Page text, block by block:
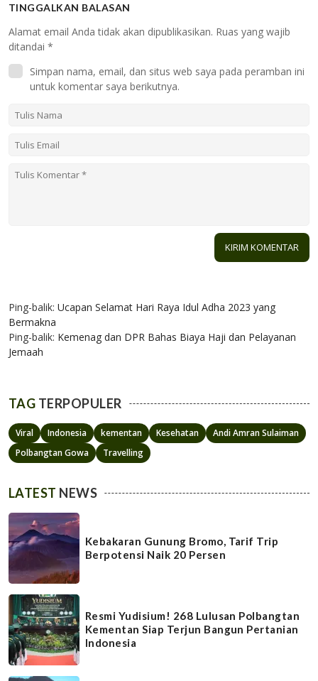
TINGGALKAN BALASAN
Alamat email Anda tidak akan dipublikasikan. Ruas yang wajib
ditandai *
Simpan nama, email, dan situs web saya pada peramban ini
untuk komentar saya berikutnya.
Ping-balik: Ucapan Selamat Hari Raya Idul Adha 2023 yang
Bermakna
Ping-balik: Kemenag dan DPR Bahas Biaya Haji dan Pelayanan
Jemaah
TAG TERPOPULER
Viral Indonesia kementan Kesehatan
Andi Amran Sulaiman
Polbangtan Gowa
Travelling
LATEST NEWS
Kebakaran Gunung Bromo, Tarif Trip
Berpotensi Naik 20 Persen
Resmi Yudisium! 268 Lulusan Polbangtan
Kementan Siap Terjun Bangun Pertanian
Indonesia